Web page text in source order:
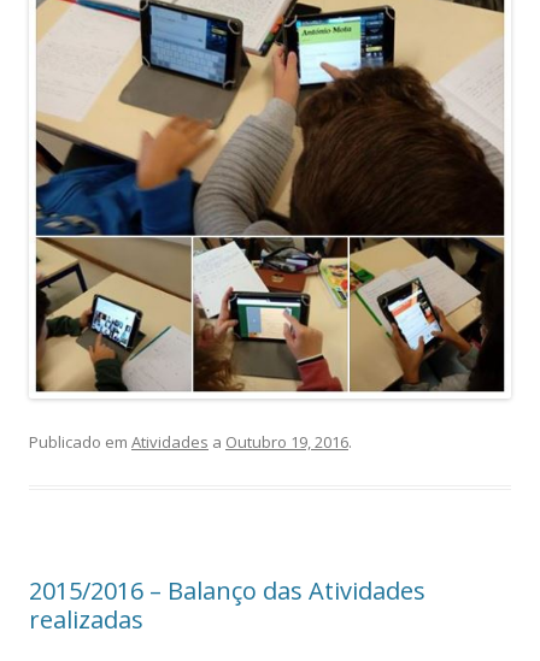
Publicado em Atividades a Outubro 19, 2016.
2015/2016 – Balanço das Atividades
realizadas